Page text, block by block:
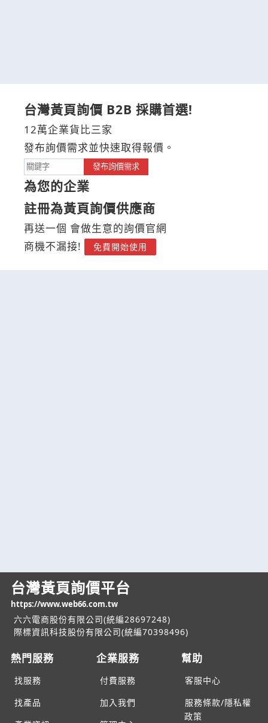
台灣黃頁詢價 B2B 採購首選!
12萬企業貨比三家
發布詢價需求並快速取得報價。
發布詢價需求
為您的企業
註冊為黃頁詢價供應商
再送一個 會做生意的詢價官網
商機不漏接!
免費開始使用
台灣黃頁詢價平台
https://www.web66.com.tw
六六電商股份有限公司(統編28697248)
際標資訊科技股份有限公司(統編70398496)
熱門服務
找服務
找產品
企業服務
付費服務
加入我們
幫助
客服中心
服務條款/隱私權
政策